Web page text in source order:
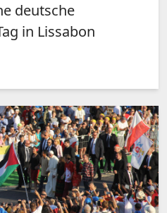
deutsche
in Lissabon